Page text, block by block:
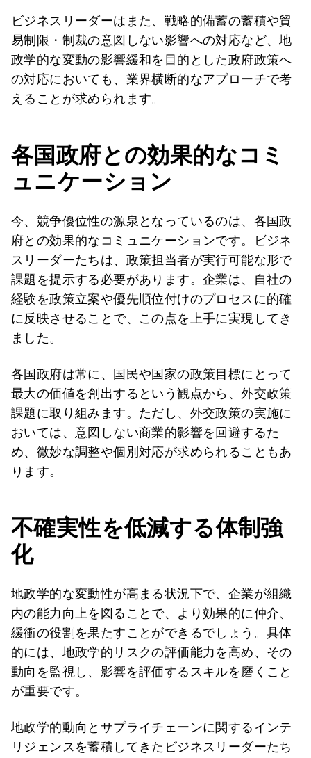
ビジネスリーダーはまた、戦略的備蓄の蓄積や貿
易制限・制裁の意図しない影響への対応など、地
政学的な変動の影響緩和を目的とした政府政策へ
の対応においても、業界横断的なアプローチで考
えることが求められます。
各国政府との効果的なコミ
ュニケーション
今、競争優位性の源泉となっているのは、各国政
府との効果的なコミュニケーションです。ビジネ
スリーダーたちは、政策担当者が実行可能な形で
課題を提示する必要があります。企業は、自社の
経験を政策立案や優先順位付けのプロセスに的確
に反映させることで、この点を上手に実現してき
ました。
各国政府は常に、国民や国家の政策目標にとって
最大の価値を創出するという観点から、外交政策
課題に取り組みます。ただし、外交政策の実施に
おいては、意図しない商業的影響を回避するた
め、微妙な調整や個別対応が求められることもあ
ります。
不確実性を低減する体制強
化
地政学的な変動性が高まる状況下で、企業が組織
内の能力向上を図ることで、より効果的に仲介、
緩衝の役割を果たすことができるでしょう。具体
的には、地政学的リスクの評価能力を高め、その
動向を監視し、影響を評価するスキルを磨くこと
が重要です。
地政学的動向とサプライチェーンに関するインテ
リジェンスを蓄積してきたビジネスリーダーたち